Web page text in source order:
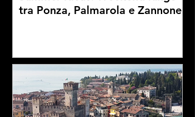
tra Ponza, Palmarola e Zannone